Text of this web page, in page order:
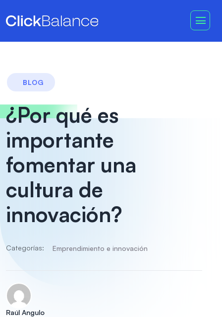
BLOG
¿Por qué es
importante
fomentar una
cultura de
innovación?
Categorías: Emprendimiento e innovación
Raúl Angulo